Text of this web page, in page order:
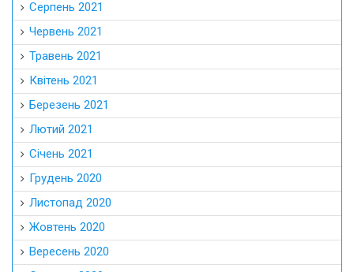
Серпень 2021
Червень 2021
Травень 2021
Квітень 2021
Березень 2021
Лютий 2021
Січень 2021
Грудень 2020
Листопад 2020
Жовтень 2020
Вересень 2020